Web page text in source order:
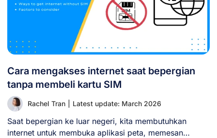
Cara mengakses internet saat bepergian
tanpa membeli kartu SIM
Rachel Tran Latest update: March 2026
Saat bepergian ke luar negeri, kita membutuhkan
internet untuk membuka aplikasi peta, memesan